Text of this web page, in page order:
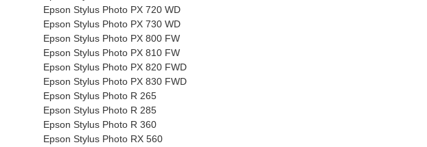
Epson Stylus Photo PX 720 WD
Epson Stylus Photo PX 730 WD
Epson Stylus Photo PX 800 FW
Epson Stylus Photo PX 810 FW
Epson Stylus Photo PX 820 FWD
Epson Stylus Photo PX 830 FWD
Epson Stylus Photo R 265
Epson Stylus Photo R 285
Epson Stylus Photo R 360
Epson Stylus Photo RX 560